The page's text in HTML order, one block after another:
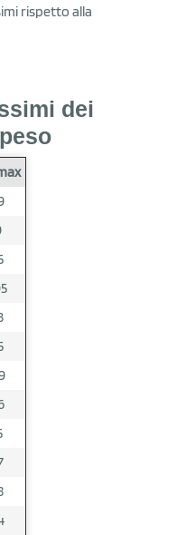
rispetto alla
dei